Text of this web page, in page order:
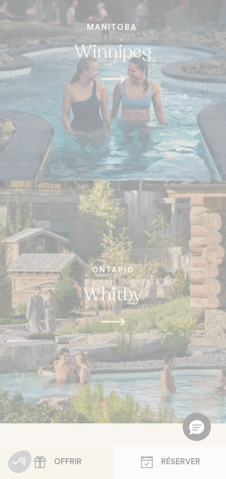
OFFRIR RÉSERVER
MANITOBA
Winnipeg
ONTARIO
Whitby
©2026, Nordik Spa Village Chelsea inc. Tous droits réservés.